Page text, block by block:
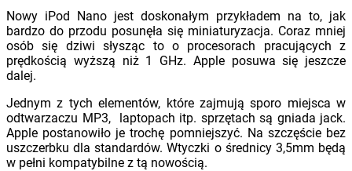
Nowy iPod Nano jest doskonałym przykładem na to, jak
bardzo do przodu posunęła się miniaturyzacja. Coraz mniej
osób się dziwi słysząc to o procesorach pracujących z
prędkością wyższą niż 1 GHz. Apple posuwa się jeszcze
dalej.
Jednym z tych elementów, które zajmują sporo miejsca w
odtwarzaczu MP3, laptopach itp. sprzętach są gniada jack.
Apple postanowiło je trochę pomniejszyć. Na szczęście bez
uszczerbku dla standardów. Wtyczki o średnicy 3,5mm będą
w pełni kompatybilne z tą nowością.